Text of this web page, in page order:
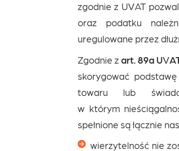
zgodnie z UVAT
oraz podatku
uregulowane przez
Zgodnie zart. 89a
skorygować
towaru lub
w którym
spełnione są łącznie
wierzytelność nie